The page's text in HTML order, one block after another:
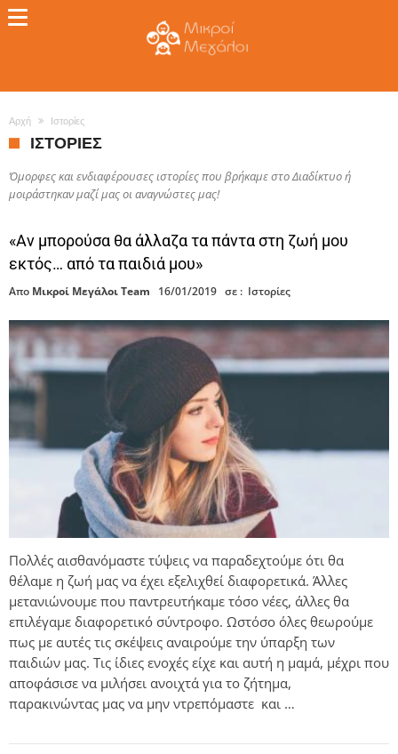
Αρχή Ιστορίες
ΙΣΤΟΡΊΕΣ
Όμορφες και ενδιαφέρουσες ιστορίες που βρήκαμε στο Διαδίκτυο ή
μοιράστηκαν μαζί μας οι αναγνώστες μας!
«Αν μπορούσα θα άλλαζα τα πάντα στη ζωή μου
εκτός… από τα παιδιά μου»
Απο Μικροί Μεγάλοι Team 16/01/2019 σε : Ιστορίες
Πολλές αισθανόμαστε τύψεις να παραδεχτούμε ότι θα
θέλαμε η ζωή μας να έχει εξελιχθεί διαφορετικά. Άλλες
μετανιώνουμε που παντρευτήκαμε τόσο νέες, άλλες θα
επιλέγαμε διαφορετικό σύντροφο. Ωστόσο όλες θεωρούμε
πως με αυτές τις σκέψεις αναιρούμε την ύπαρξη των
παιδιών μας. Τις ίδιες ενοχές είχε και αυτή η μαμά, μέχρι που
αποφάσισε να μιλήσει ανοιχτά για το ζήτημα,
παρακινώντας μας να μην ντρεπόμαστε και …